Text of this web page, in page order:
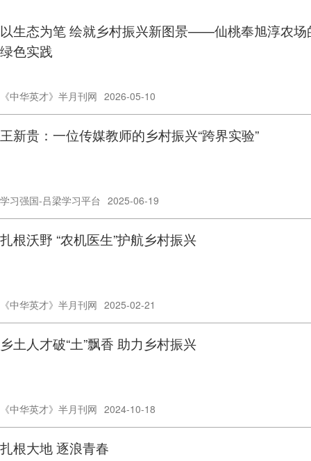
以生态为笔 绘就乡村振兴新图景——仙桃奉旭淳农场
绿色实践
《中华英才》半月刊网 2026-05-10
王新贵：一位传媒教师的乡村振兴“跨界实验”
学习强国-吕梁学习平台 2025-06-19
扎根沃野 “农机医生”护航乡村振兴
《中华英才》半月刊网 2025-02-21
乡土人才破“土”飘香 助力乡村振兴
《中华英才》半月刊网 2024-10-18
扎根大地 逐浪青春